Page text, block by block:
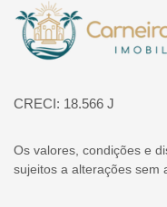
Página inicial
CRECI: 18.566 J
Os valores, condições e
sujeitos a alterações sem